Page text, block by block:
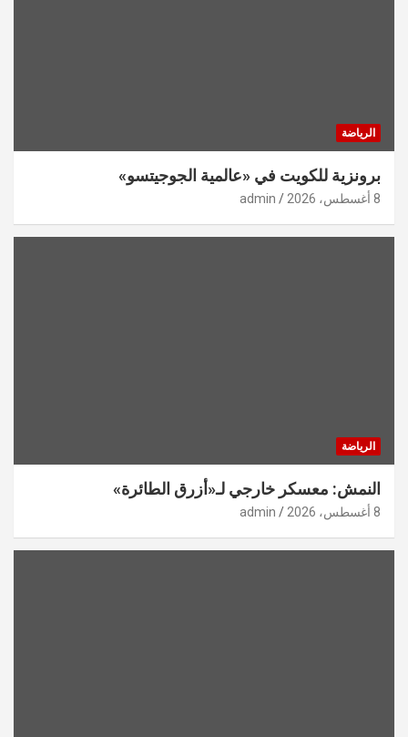
الرياضة
برونزية للكويت في «عالمية الجوجيتسو»
8 أغسطس، 2026 admin
الرياضة
النمش: معسكر خارجي لـ«أزرق الطائرة»
8 أغسطس، 2026 admin